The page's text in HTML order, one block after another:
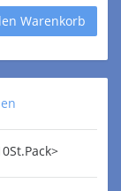
Warenkorb